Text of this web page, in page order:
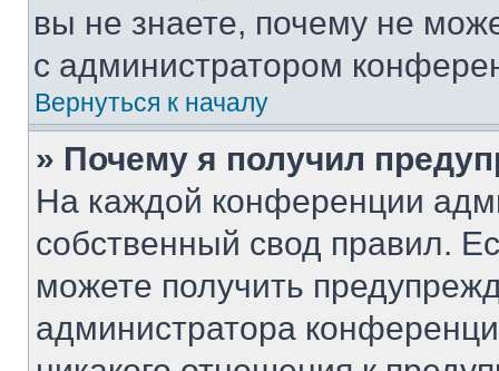
вы не знаете, почему не
с администратором
Вернуться к началу
» Почему я получил
На каждой конференции
собственный свод правил.
можете получить
администратора